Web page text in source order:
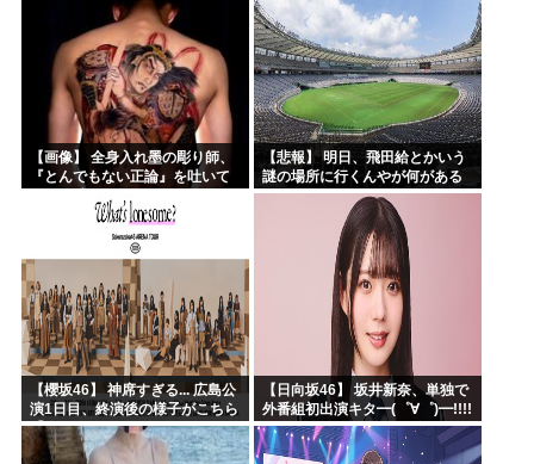
【画像】 全身入れ墨の彫り師、
『とんでもない正論』を吐いて
【悲報】 明日、飛田給とかいう
謎の場所に行くんやが何がある
んや????・・・・・・・・・
【櫻坂46】 神席すぎる... 広島公
演1日目、終演後の様子がこちら
【全国ツアー2026 What’s
lonesome?】
【日向坂46】 坂井新奈、単独で
外番組初出演キタ━(゜∀゜)━!!!!